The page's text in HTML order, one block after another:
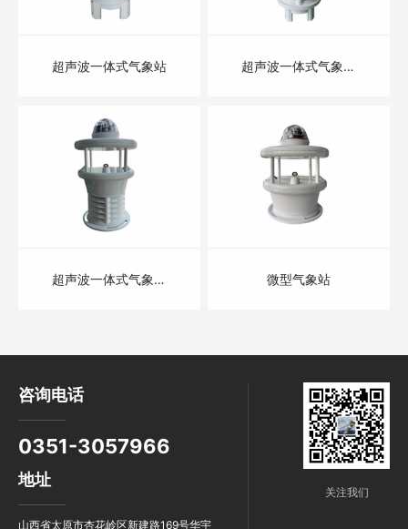
超声波一体式气象站
超声波一体式气象站
超声波一体式气象站
微型气象站
咨询电话
0351-3057966
地址
山西省太原市杏花岭区新建路169号华宇
关注我们